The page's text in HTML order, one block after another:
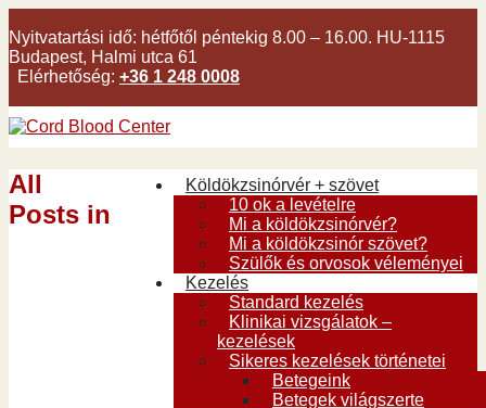
Nyitvatartási idő: hétfőtől péntekig 8.00 – 16.00. HU-1115
Budapest, Halmi utca 61
Elérhetőség: +36 1 248 0008
Köldökzsinórvér + szövet
10 ok a levételre
Mi a köldökzsinórvér?
Mi a köldökzsinór szövet?
Szülők és orvosok véleményei
Kezelés
Standard kezelés
Klinikai vizsgálatok –
kezelések
Sikeres kezelések történetei
Betegeink
Betegek világszerte
All
Posts in